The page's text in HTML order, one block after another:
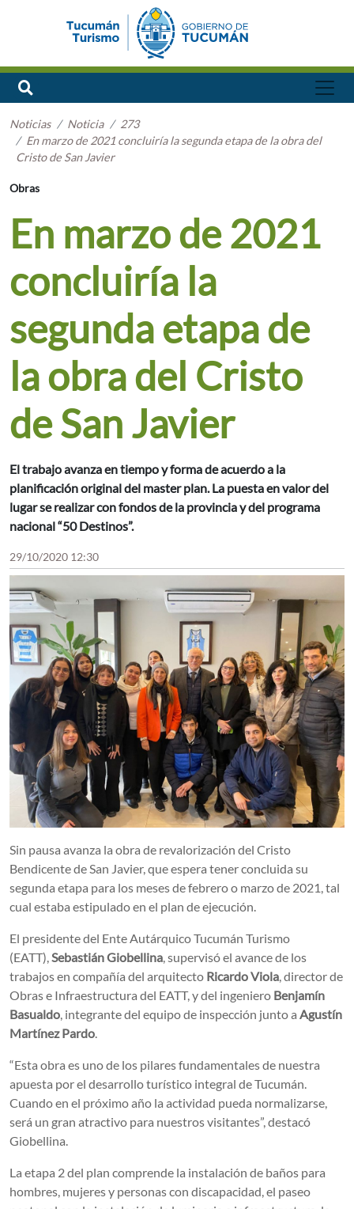
Noticias Noticia
273
En marzo de 2021 concluiría la segunda etapa de la obra del
Cristo de San Javier
Obras
En marzo de 2021
concluiría la
segunda etapa de
la obra del Cristo
de San Javier
El trabajo avanza en tiempo y forma de acuerdo a la
planificación original del master plan. La puesta en valor del
lugar se realizar con fondos de la provincia y del programa
nacional “50 Destinos”.
29/10/2020 12:30
Sin pausa avanza la obra de revalorización del Cristo
Bendicente de San Javier, que espera tener concluida su
segunda etapa para los meses de febrero o marzo de 2021, tal
cual estaba estipulado en el plan de ejecución.
El presidente del Ente Autárquico Tucumán Turismo
(EATT), Sebastián Giobellina , supervisó el avance de los
trabajos en compañía del arquitecto Ricardo Viola , director de
Obras e Infraestructura del EATT, y del ingeniero Benjamín
Basualdo , integrante del equipo de inspección junto a Agustín
Martínez Pardo
“Esta obra es uno de los pilares fundamentales de nuestra
apuesta por el desarrollo turístico integral de Tucumán.
Cuando en el próximo año la actividad pueda normalizarse,
será un gran atractivo para nuestros visitantes”, destacó
Giobellina.
La etapa 2 del plan comprende la instalación de baños para
hombres, mujeres y personas con discapacidad, el paseo